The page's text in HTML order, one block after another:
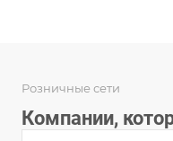
Розничные сети
Компании,